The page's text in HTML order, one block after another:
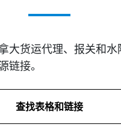
大货运代理、报关和水
链接。
查找表格和链接